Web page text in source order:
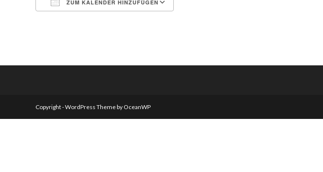
ZUM KALENDER HINZUFÜGEN
Copyright - WordPress Theme by OceanWP